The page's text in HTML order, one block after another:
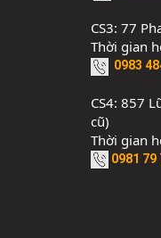
CS3: 77
Thời gian
0983
CS4: 857
cũ)
Thời gian
0981 79